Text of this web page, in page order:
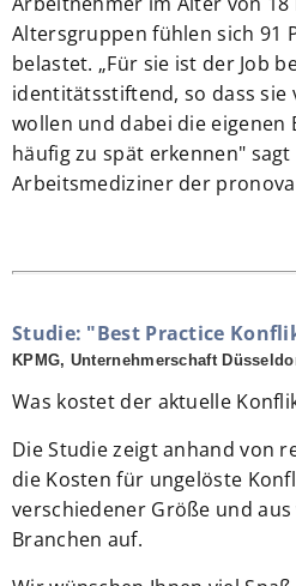
Altersgruppen fühlen sich 91
belastet. „Für sie ist der Job
identitätsstiftend, so dass sie
wollen und dabei die eigenen
häufig zu spät erkennen"
Arbeitsmediziner der pronova
Studie: "Best Practice
KPMG, Unternehmerschaft
Was kostet der aktuelle
Die Studie zeigt anhand von
die Kosten für ungelöste
verschiedener Größe und
Branchen auf.